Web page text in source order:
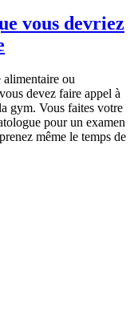
vous devriez
ou
devez faire appel à
gym. Vous faites votre
pour un examen
même le temps de